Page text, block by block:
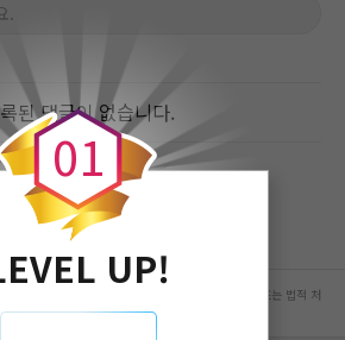
.
된 댓글이 없습니다.
0
0
1
UP!
의 권리가 있는 컨텐츠로서 무단 복제, 전송, 수정, 배포는 법적 처